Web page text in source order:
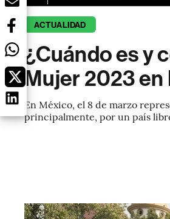
ACTUALIDAD
¿Cuándo es y
Mujer 2023 en
En México, el 8 de marzo
principalmente, por un país